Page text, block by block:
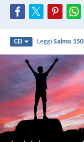
CEI LeggiSalmo 150